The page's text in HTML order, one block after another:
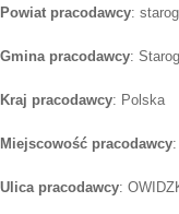
Powiat pracodawcy:
Gmina pracodawcy:
Kraj pracodawcy: Polska
Miejscowość pracodawcy
Ulica pracodawcy: